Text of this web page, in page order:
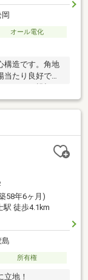
オール電化
構造です。角地
当たり良好で
58年6ヶ月)
駅 徒歩4.1km
所有権
立地！